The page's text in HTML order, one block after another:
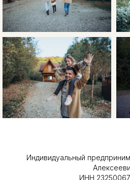
Индивидуальный
ИНН